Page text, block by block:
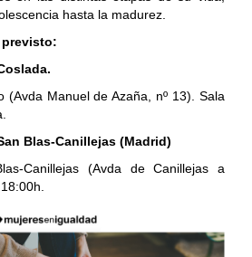
hasta la madurez.
(Avda Manuel de Azaña, nº 13). Sala
Blas-Canillejas (Madrid)
Canillejas (Avda de Canillejas a